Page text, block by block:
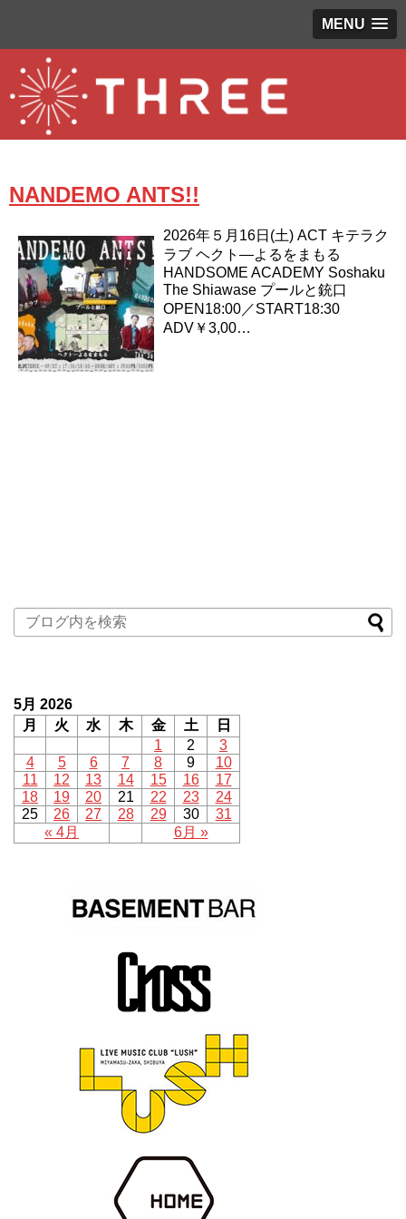
MENU
NANDEMO ANTS!!
2026年５月16日(土) ACT キテラク
ラブ ヘクト―よるをまもる
HANDSOME ACADEMY Soshaku
The Shiawase プールと銃口
OPEN18:00／START18:30
ADV￥3,00…
5月 2026
月
火 水 木 金 土
日
1
2
3
4
5 6 7 8 9
10
11
12 13 14 15 16
17
18
19 20 21 22 23
24
25
26 27 28 29 30
31
« 4月
6月 »